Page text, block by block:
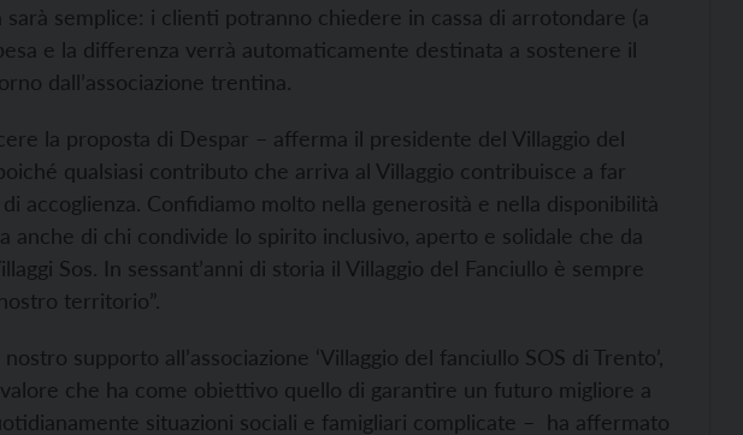
sarà semplice: i clienti potranno chiedere in cassa di arrotondare (a
e la differenza verrà automaticamente destinata a sostenere il
dall’associazione trentina.
la proposta di Despar – afferma il presidente del Villaggio del
qualsiasi contributo che arriva al Villaggio contribuisce a far
accoglienza. Confidiamo molto nella generosità e nella disponibilità
anche di chi condivide lo spirito inclusivo, aperto e solidale che da
Sos. In sessant’anni di storia il Villaggio del Fanciullo è sempre
territorio”.
supporto all’associazione ‘Villaggio del fanciullo SOS di Trento’,
valore che ha come obiettivo quello di garantire un futuro migliore a
situazioni sociali e famigliari complicate – ha affermato